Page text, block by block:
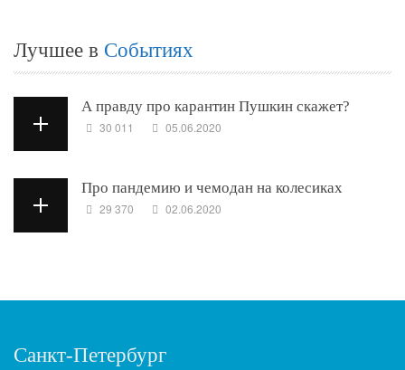
Лучшее в Событиях
А правду про карантин Пушкин скажет?
30 011 05.06.2020
Про пандемию и чемодан на колесиках
29 370 02.06.2020
Санкт-Петербург